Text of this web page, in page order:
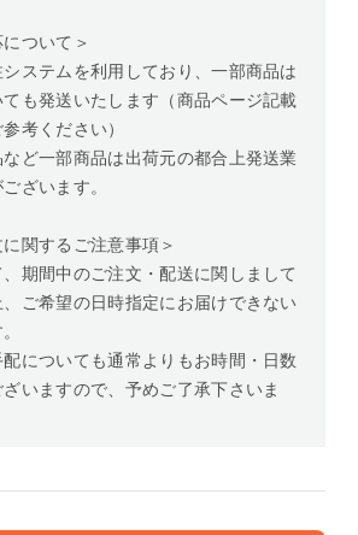
ついて＞
ステムを利用しており、一部商品は
も発送いたします（商品ページ記載
考ください）
ど一部商品は出荷元の都合上発送業
ざいます。
関するご注意事項＞
期間中のご注文・配送に関しまして
ご希望の日時指定にお届けできない
についても通常よりもお時間・日数
いますので、予めご了承下さいま